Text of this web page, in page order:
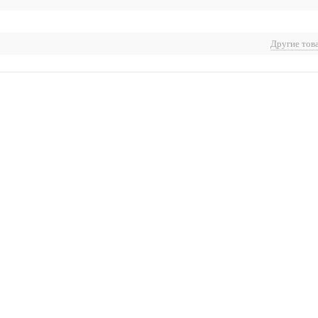
Другие